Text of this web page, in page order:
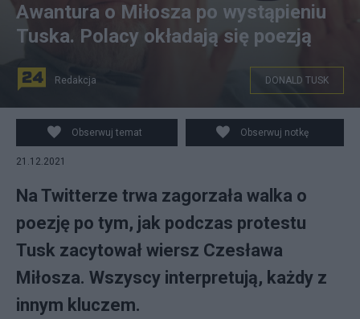
Artur Pawłowski, CC BY-SA 4.0
<https://creativecommons.org/licenses/by-sa/4.0>, via
Wikimedia Commons
Awantura o Miłosza po wystąpieniu
Tuska. Polacy okładają się poezją
Redakcja DONALD TUSK
Obserwuj temat Obserwuj notkę
21.12.2021
Na Twitterze trwa zagorzała walka o
poezję po tym, jak podczas protestu
Tusk zacytował wiersz Czesława
Miłosza. Wszyscy interpretują, każdy z
innym kluczem.